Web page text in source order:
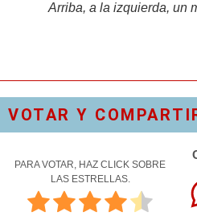
Arriba, a la izquierda, un
VOTAR Y
PARA VOTAR, HAZ CLICK SOBRE
LAS ESTRELLAS.